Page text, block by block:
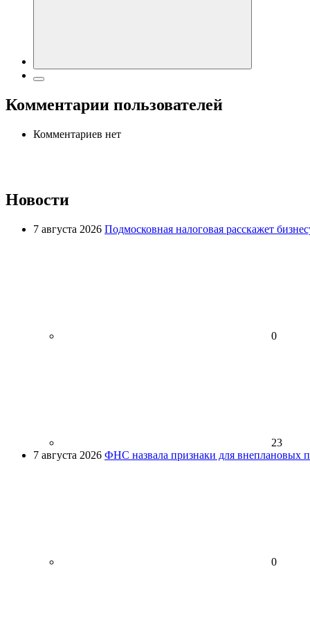
Комментарии пользователей
Комментариев нет
Новости
7 августа 2026 Подмосковная налоговая расскажет
0
23
7 августа 2026 ФНС назвала признаки для внеплановых
0